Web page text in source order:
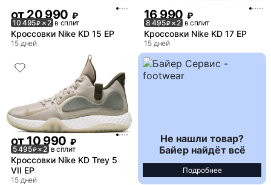
от20 990 ₽
10 495₽ × 2 в сплит
Кроссовки Nike KD 15 EP
15 дней
16 990 ₽
8 495₽× 2 в сплит
Кроссовки Nike KD 17 EP
15 дней
от 10 990 ₽
5 495₽× 2 в сплит
Кроссовки Nike KD Trey 5
VII EP
15 дней
Не нашли товар?
Байер найдёт всё
Подробнее